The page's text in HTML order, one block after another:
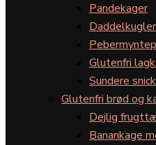
Pandekager
Daddelkugler
Glutenfri
Sundere
Glutenfri brød og
Dejlig
Banankage